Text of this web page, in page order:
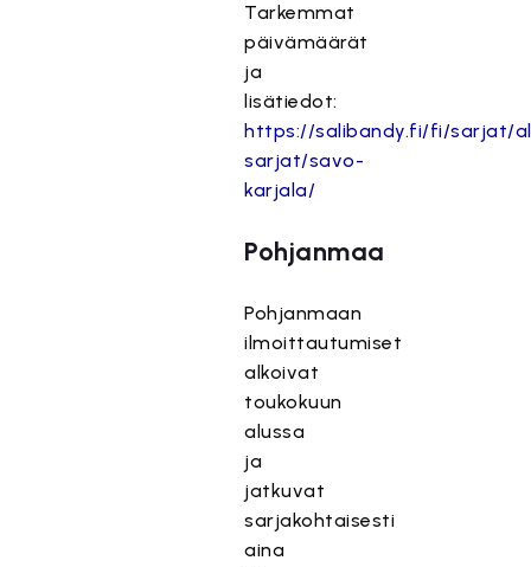
Tarkemmat
päivämäärät
ja
lisätiedot:
https://salibandy.fi/fi/sarjat/
sarjat/savo-
karjala/
Pohjanmaa
Pohjanmaan
ilmoittautumiset
alkoivat
toukokuun
alussa
ja
jatkuvat
sarjakohtaisesti
aina